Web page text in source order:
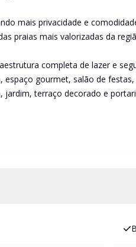
mais privacidade e
praias mais valorizadas da
completa de lazer e
espaço gourmet, salão de
jardim, terraço decorado e